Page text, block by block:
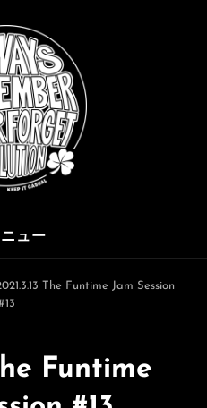
ュー
The Funtime Jam Session
Funtime